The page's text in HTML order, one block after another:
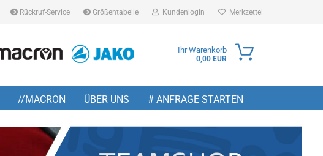
Rückruf-Service Größentabelle Kundenlogin
Passwort
Merkzettel
Ihr Warenkorb
0,00 EUR
//MACRON ÜBER UNS # ANFRAGE STARTEN